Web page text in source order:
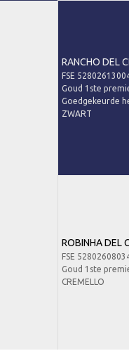
RANCHO DEL
FSE
Goud 1ste
Goedgekeurde
ZWART
ROBINHA DEL
FSE
Goud 1ste
CREMELLO